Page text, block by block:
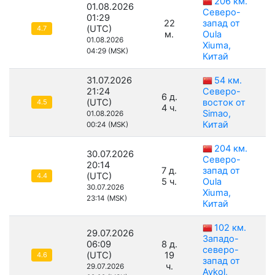
4.7
01.08.2026
01:29
(UTC)
01.08.2026
04:29 (MSK)
22
м.
Северо-
запад от
Oula
Xiuma,
Китай
4.5
31.07.2026
21:24
(UTC)
01.08.2026
00:24 (MSK)
6 д.
4 ч.
54 км.
Северо-
восток от
Simao,
Китай
4.4
30.07.2026
20:14
(UTC)
30.07.2026
23:14 (MSK)
7 д.
5 ч.
204 км.
Северо-
запад от
Oula
Xiuma,
Китай
4.6
29.07.2026
06:09
(UTC)
29.07.2026
8 д.
19
ч.
102 км.
Западо-
северо-
запад от
Aykol,